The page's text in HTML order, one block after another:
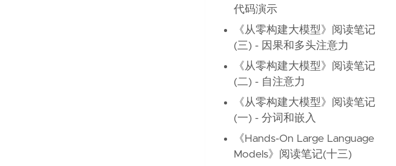
代码演示
《从零构建大模型》阅读笔记
(三) - 因果和多头注意力
《从零构建大模型》阅读笔记
(二) - 自注意力
《从零构建大模型》阅读笔记
(一) - 分词和嵌入
《Hands-On Large Language
Models》阅读笔记(十三)